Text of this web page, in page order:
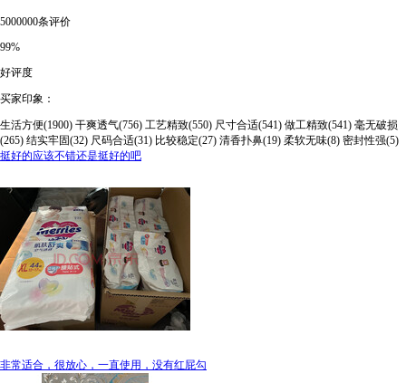
5000000条评价
99%
好评度
买家印象：
生活方便(1900) 干爽透气(756) 工艺精致(550) 尺寸合适(541) 做工精致(541) 毫无破损
(265) 结实牢固(32) 尺码合适(31) 比较稳定(27) 清香扑鼻(19) 柔软无味(8) 密封性强(5)
挺好的应该不错还是挺好的吧
非常适合，很放心，一直使用，没有红屁勾